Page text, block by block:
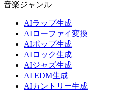
音楽ジャンル
AIラップ生成
AIローファイ変換
AIポップ生成
AIロック生成
AIジャズ生成
AI EDM生成
AIカントリー生成